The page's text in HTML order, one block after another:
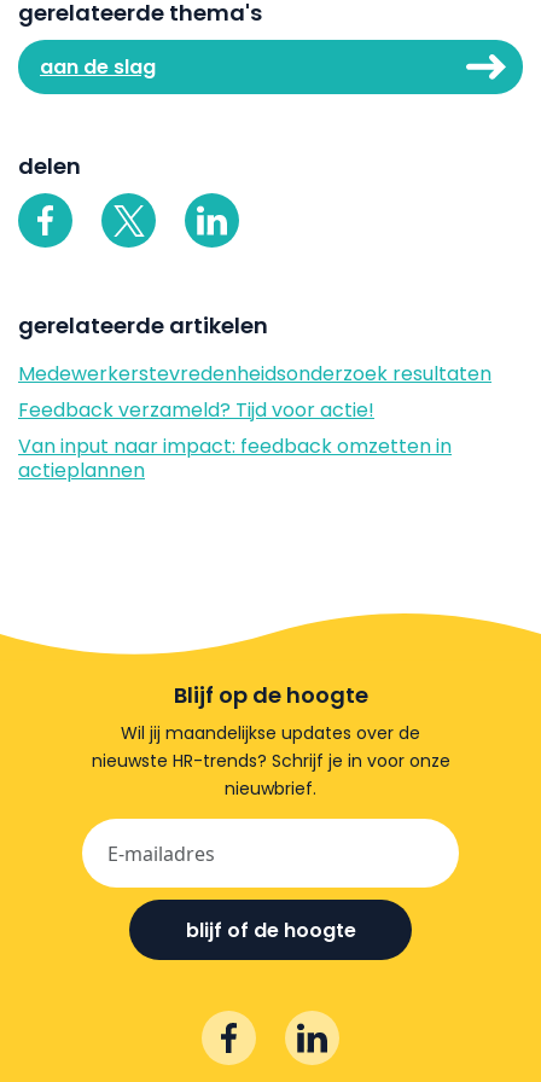
gerelateerde thema's
aan de slag
delen
gerelateerde artikelen
Medewerkerstevredenheidsonderzoek resultaten
Feedback verzameld? Tijd voor actie!
Van input naar impact: feedback omzetten in
actieplannen
Blijf op de hoogte
Wil jij maandelijkse updates over de
nieuwste HR-trends? Schrijf je in voor onze
nieuwbrief.
blijf of de hoogte